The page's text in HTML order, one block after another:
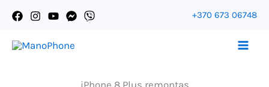
Pereiti
prie
turinio
+370 673 06748